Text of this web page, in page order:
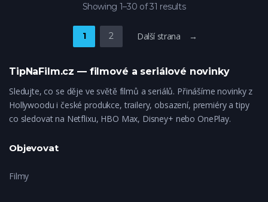
Showing 1–30 of 31 results
1 2 Další strana →
TipNaFilm.cz — filmové a seriálové novinky
Sledujte, co se děje ve světě filmů a seriálů. Přinášíme novinky z
Hollywoodu i české produkce, trailery, obsazení, premiéry a tipy
co sledovat na Netflixu, HBO Max, Disney+ nebo OnePlay.
Objevovat
Filmy